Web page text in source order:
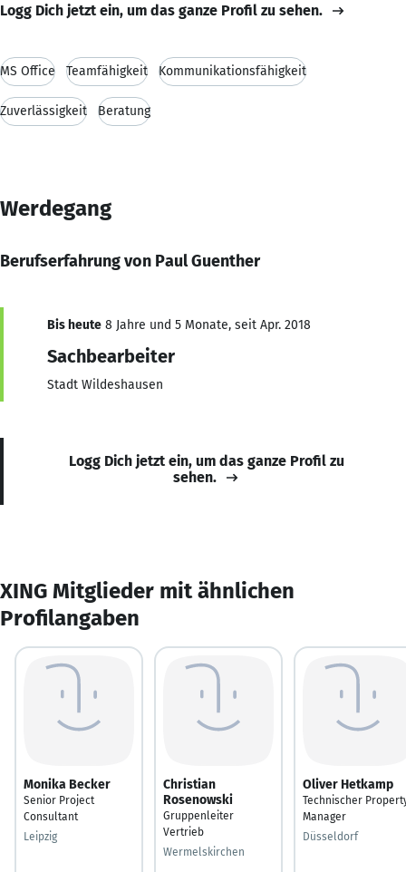
Logg Dich jetzt ein, um das ganze Profil zu sehen.
MS Office Teamfähigkeit Kommunikationsfähigkeit
Zuverlässigkeit Beratung
Werdegang
Berufserfahrung von Paul Guenther
Bis heute 8 Jahre und 5 Monate, seit Apr. 2018
Sachbearbeiter
Stadt Wildeshausen
Logg Dich jetzt ein, um das ganze Profil zu
sehen.
XING Mitglieder mit ähnlichen
Profilangaben
Monika Becker
Senior Project
Consultant
Leipzig
Christian
Rosenowski
Gruppenleiter
Vertrieb
Wermelskirchen
Oliver Hetkamp
Technischer
Manager
Düsseldorf